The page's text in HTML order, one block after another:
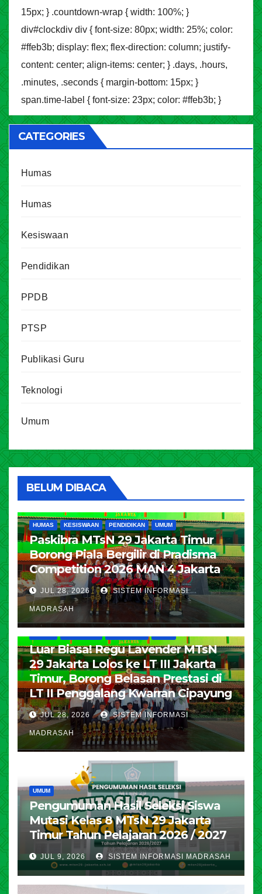
15px; } .countdown-wrap { width: 100%; }
div#clockdiv div { font-size: 80px; width: 25%; color:
#ffeb3b; display: flex; flex-direction: column; justify-
content: center; align-items: center; } .days, .hours,
.minutes, .seconds { margin-bottom: 15px; }
span.time-label { font-size: 23px; color: #ffeb3b; }
CATEGORIES
Humas
Humas
Kesiswaan
Pendidikan
PPDB
PTSP
Publikasi Guru
Teknologi
Umum
BELUM DIBACA
HUMAS KESISWAAN PENDIDIKAN UMUM
Paskibra MTsN 29 Jakarta Timur
Borong Piala Bergilir di Pradisma
Competition 2026 MAN 4 Jakarta
JUL 28, 2026 SISTEM INFORMASI
MADRASAH
Luar Biasa! Regu Lavender MTsN
29 Jakarta Lolos ke LT III Jakarta
Timur, Borong Belasan Prestasi di
LT II Penggalang Kwarran Cipayung
JUL 28, 2026 SISTEM INFORMASI
MADRASAH
UMUM
Pengumuman Hasil Seleksi Siswa
Mutasi Kelas 8 MTsN 29 Jakarta
Timur Tahun Pelajaran 2026 / 2027
JUL 9, 2026 SISTEM INFORMASI MADRASAH